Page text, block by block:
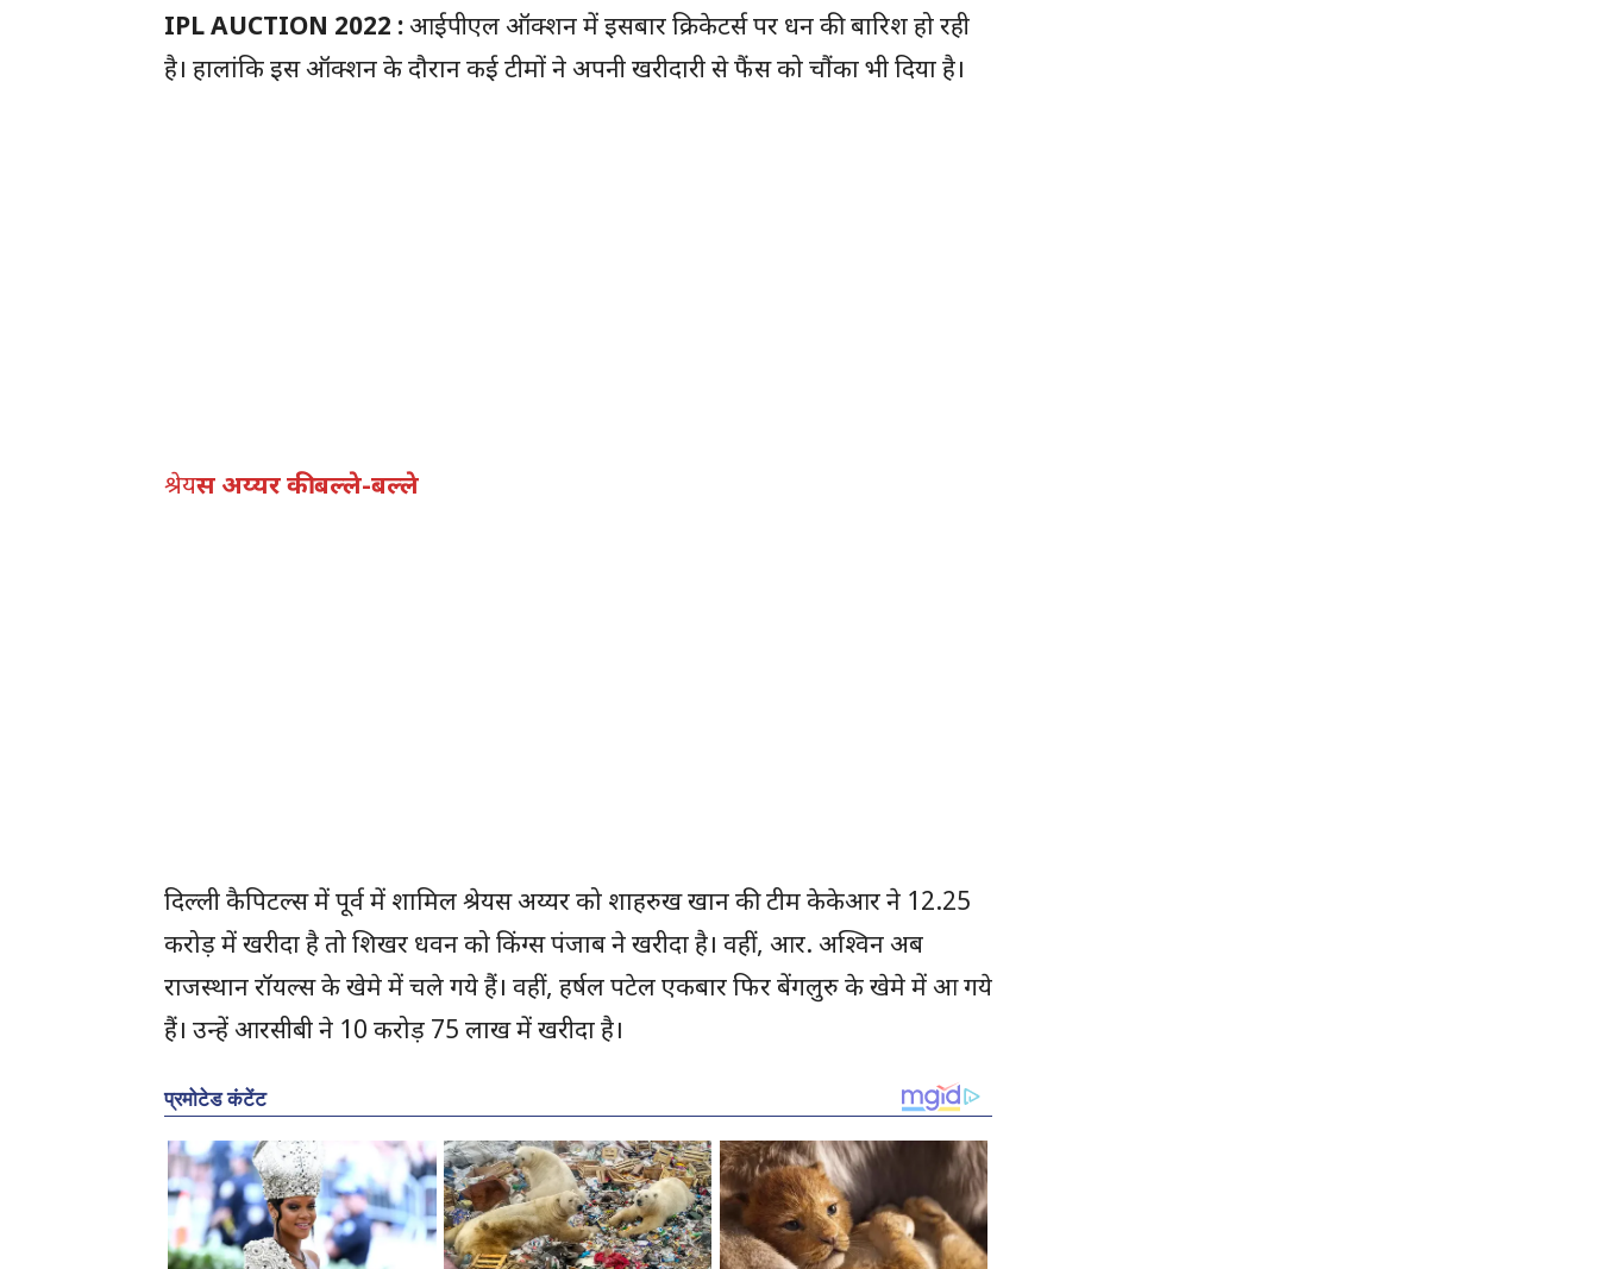
IPL AUCTION 2022 : आईपीएल ऑक्शन में इसबार क्रिकेटर्स पर धन की बारिश हो रही
है। हालांकि इस ऑक्शन के दौरान कई टीमों ने अपनी खरीदारी से फैंस को चौंका भी दिया है।
श्रेयस अय्यर की बल्ले-बल्ले
दिल्ली कैपिटल्स में पूर्व में शामिल श्रेयस अय्यर को शाहरुख खान की टीम केकेआर ने 12.25
करोड़ में खरीदा है तो शिखर धवन को किंग्स पंजाब ने खरीदा है। वहीं, आर. अश्विन अब
राजस्थान रॉयल्स के खेमे में चले गये हैं। वहीं, हर्षल पटेल एकबार फिर बेंगलुरु के खेमे में आ गये
हैं। उन्हें आरसीबी ने 10 करोड़ 75 लाख में खरीदा है।